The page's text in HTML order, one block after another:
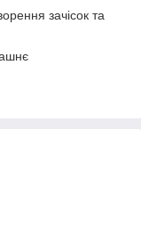
зачісок та